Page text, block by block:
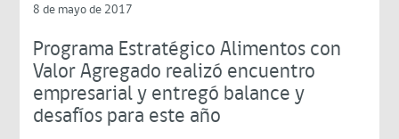
8 de mayo de 2017
Programa Estratégico Alimentos con
Valor Agregado realizó encuentro
empresarial y entregó balance y
desafíos para este año